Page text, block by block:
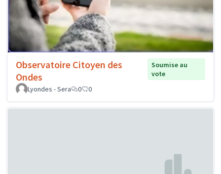
Observatoire Citoyen des
Ondes
Soumise au
vote
Lyondes - Sera
0 0